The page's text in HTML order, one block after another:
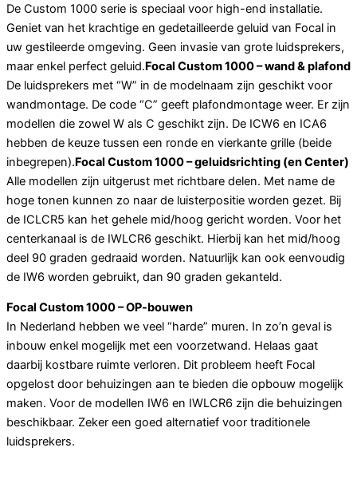
De Custom 1000 serie is speciaal voor high-end installatie.
Geniet van het krachtige en gedetailleerde geluid van Focal in
uw gestileerde omgeving. Geen invasie van grote luidsprekers,
maar enkel perfect geluid.Focal Custom 1000 – wand & plafond
De luidsprekers met “W” in de modelnaam zijn geschikt voor
wandmontage. De code “C” geeft plafondmontage weer. Er zijn
modellen die zowel W als C geschikt zijn. De ICW6 en ICA6
hebben de keuze tussen een ronde en vierkante grille (beide
inbegrepen).Focal Custom 1000 – geluidsrichting (en Center)
Alle modellen zijn uitgerust met richtbare delen. Met name de
hoge tonen kunnen zo naar de luisterpositie worden gezet. Bij
de ICLCR5 kan het gehele mid/hoog gericht worden. Voor het
centerkanaal is de IWLCR6 geschikt. Hierbij kan het mid/hoog
deel 90 graden gedraaid worden. Natuurlijk kan ook eenvoudig
de IW6 worden gebruikt, dan 90 graden gekanteld.
Focal Custom 1000 – OP-bouwen
In Nederland hebben we veel “harde” muren. In zo’n geval is
inbouw enkel mogelijk met een voorzetwand. Helaas gaat
daarbij kostbare ruimte verloren. Dit probleem heeft Focal
opgelost door behuizingen aan te bieden die opbouw mogelijk
maken. Voor de modellen IW6 en IWLCR6 zijn die behuizingen
beschikbaar. Zeker een goed alternatief voor traditionele
luidsprekers.